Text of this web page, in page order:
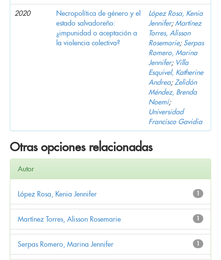
2020
Necropolítica de género y el
estado salvadoreño:
¿impunidad o aceptación a
la violencia colectiva?
López Rosa, Kenia
Jennifer;Martínez
Torres, Alisson
Rosemarie; Serpas
Romero, Marina
Jennifer; Villa
Esquivel, Katherine
Andrea; Zelidón
Méndez, Brenda
Noemí;
Universidad
Francisco Gavidia
Otras opciones relacionadas
Autor
1
López Rosa, Kenia Jennifer
1
Martínez Torres, Alisson Rosemarie
1
Serpas Romero, Marina Jennifer